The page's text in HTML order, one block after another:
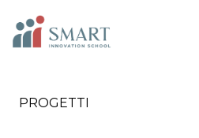
PROGETTI